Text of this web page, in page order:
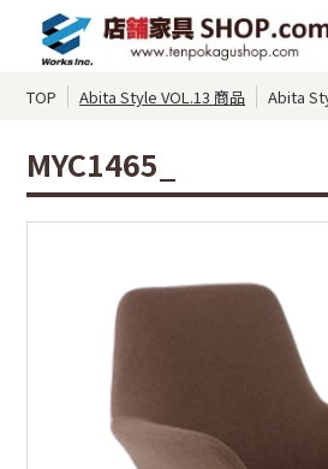
TOP Abita Style VOL.13 商品 Abita
MYC1465_